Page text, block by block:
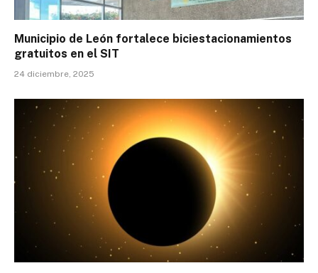
Municipio de León fortalece biciestacionamientos
gratuitos en el SIT
24 diciembre, 2025